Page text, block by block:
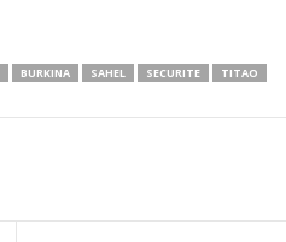
BURKINA SAHEL SECURITE
TITAO